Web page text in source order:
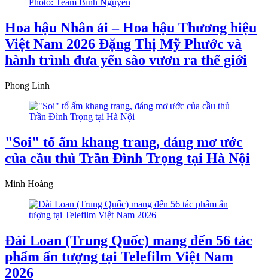
Hoa hậu Nhân ái – Hoa hậu Thương hiệu
Việt Nam 2026 Đặng Thị Mỹ Phước và
hành trình đưa yến sào vươn ra thế giới
Phong Linh
"Soi" tổ ấm khang trang, đáng mơ ước
của cầu thủ Trần Đình Trọng tại Hà Nội
Minh Hoàng
Đài Loan (Trung Quốc) mang đến 56 tác
phẩm ấn tượng tại Telefilm Việt Nam
2026